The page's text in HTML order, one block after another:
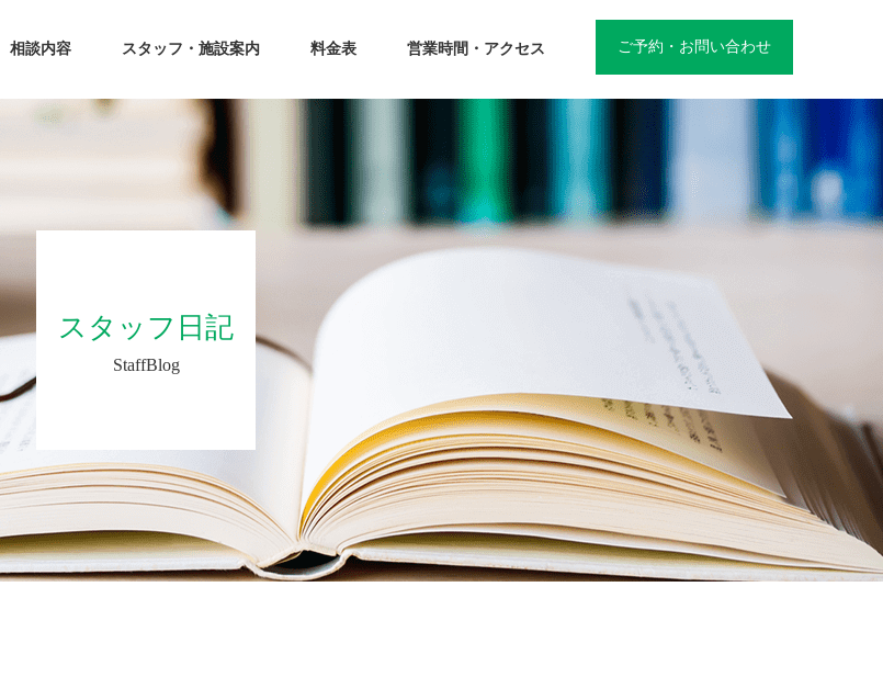
ご予約・お問い合わせ
相談内容 スタッフ・施設案内 料金表 営業時間・アクセス
スタッフ日記
StaffBlog